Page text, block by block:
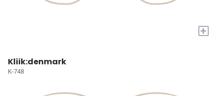
+
Kliik:denmark
K-748